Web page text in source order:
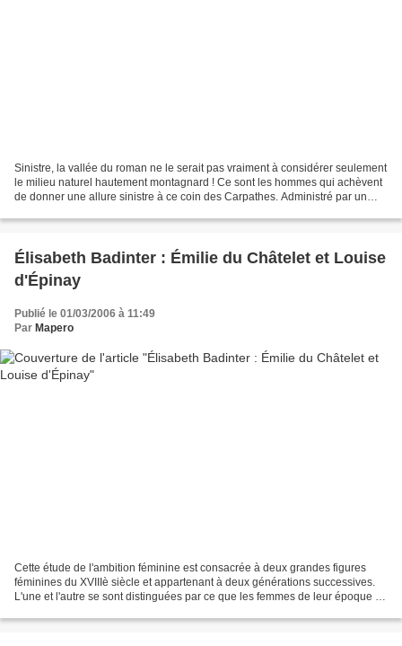
Sinistre, la vallée du roman ne le serait pas vraiment à considérer seulement
le milieu naturel hautement montagnard ! Ce sont les hommes qui achèvent
de donner une allure sinistre à ce coin des Carpathes. Administré par un
Élisabeth Badinter : Émilie du Châtelet et Louise
d'Épinay
Publié le 01/03/2006 à 11:49
Par Mapero
Cette étude de l'ambition féminine est consacrée à deux grandes figures
féminines du XVIIIè siècle et appartenant à deux générations successives.
L'une et l'autre se sont distinguées par ce que les femmes de leur époque et